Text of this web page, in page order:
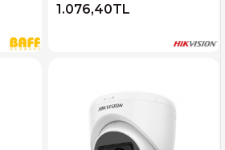
1.076,40TL